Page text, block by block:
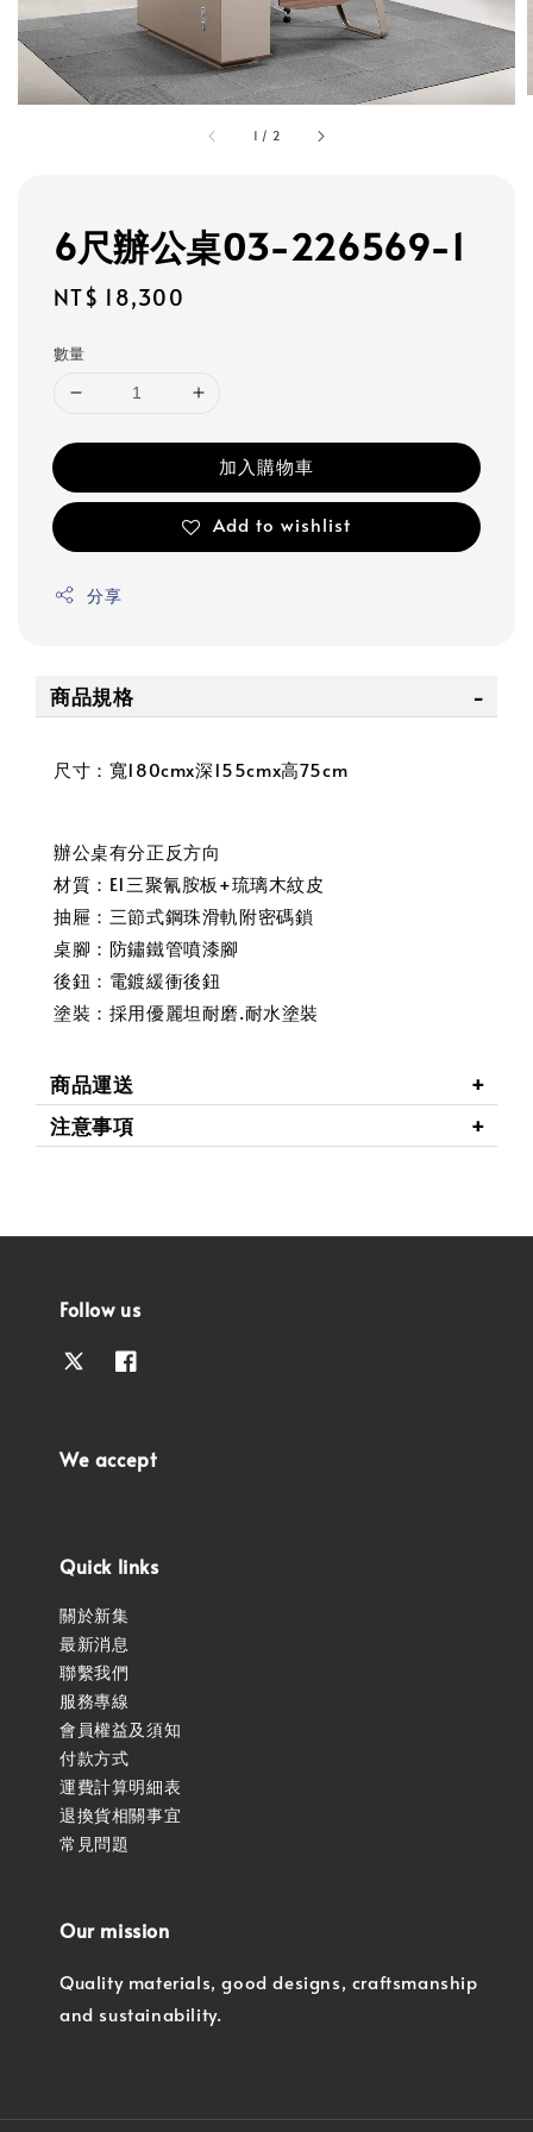
1 / 2
6尺辦公桌03-226569-1
Regular
NT$ 18,300
數量
加入購物車
Add to wishlist
分享
商品規格
尺寸：寬180cmx深155cmx高75cm
辦公桌有分正反方向
材質：E1三聚氰胺板+琉璃木紋皮
抽屜：三節式鋼珠滑軌附密碼鎖
桌腳：防鏽鐵管噴漆腳
後鈕：電鍍緩衝後鈕
塗裝：採用優麗坦耐磨.耐水塗裝
商品運送
注意事項
Follow us
We accept
Quick links
關於新集
最新消息
聯繫我們
服務專線
會員權益及須知
付款方式
運費計算明細表
退換貨相關事宜
常見問題
Our mission
Quality materials, good designs, craftsmanship
and sustainability.